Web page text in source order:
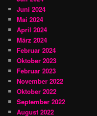
Juni 2024
Mai 2024
April 2024
März 2024
Februar 2024
Oktober 2023
Februar 2023
November 2022
Oktober 2022
September 2022
August 2022